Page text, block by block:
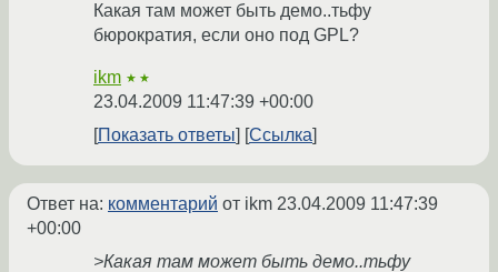
Какая там может быть демо..тьфу
бюрократия, если оно под GPL?
ikm ★★
23.04.2009 11:47:39 +00:00
Показать ответы
Ссылка
Ответ на: комментарий от ikm 23.04.2009 11:47:39
+00:00
>Какая там может быть демо..тьфу